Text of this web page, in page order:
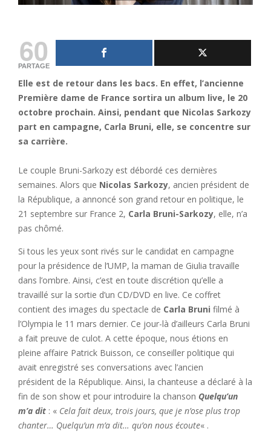
60
PARTAGE
Elle est de retour dans les bacs. En effet, l’ancienne
Première dame de France sortira un album live, le 20
octobre prochain. Ainsi, pendant que Nicolas Sarkozy
part en campagne, Carla Bruni, elle, se concentre sur
sa carrière.
Le couple Bruni-Sarkozy est débordé ces dernières
semaines. Alors que Nicolas Sarkozy, ancien président de
la République, a annoncé son grand retour en politique, le
21 septembre sur France 2, Carla Bruni-Sarkozy, elle, n’a
pas chômé.
Si tous les yeux sont rivés sur le candidat en campagne
pour la présidence de l’UMP, la maman de Giulia travaille
dans l’ombre. Ainsi, c’est en toute discrétion qu’elle a
travaillé sur la sortie d’un CD/DVD en live. Ce coffret
contient des images du spectacle de Carla Bruni filmé à
l’Olympia le 11 mars dernier. Ce jour-là d’ailleurs Carla Bruni
a fait preuve de culot. A cette époque, nous étions en
pleine affaire Patrick Buisson, ce conseiller politique qui
avait enregistré ses conversations avec l’ancien
président de la République. Ainsi, la chanteuse a déclaré à la
fin de son show et pour introduire la chanson Quelqu’un
m’a dit : « Cela fait deux, trois jours, que je n’ose plus trop
chanter… Quelqu’un m’a dit… qu’on nous écoute« .